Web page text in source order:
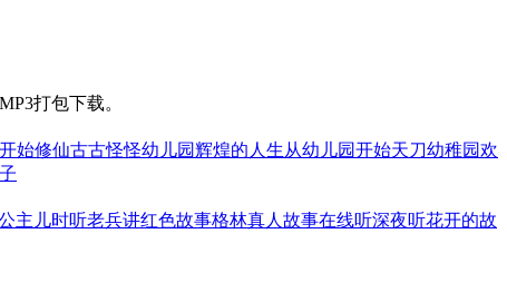
打包下载。
始修仙古古怪怪幼儿园辉煌的人生从幼儿园开始天刀幼稚园欢
主 儿时听老兵讲红色故事格林真人故事在线听深夜听花开的故